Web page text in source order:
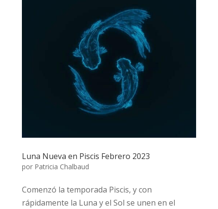
Luna Nueva en Piscis Febrero 2023
por Patricia Chalbaud
Comenzó la temporada Piscis, y con
rápidamente la Luna y el Sol se unen en el